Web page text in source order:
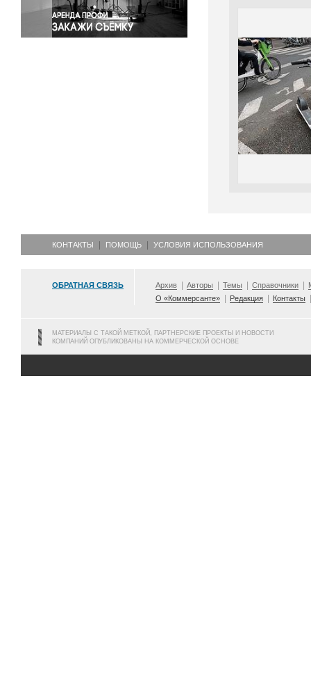
Экономика и бизнес
КОНТАКТЫ ПОМОЩЬ УСЛОВИЯ ИСПОЛЬЗОВАНИЯ
ОБРАТНАЯ СВЯЗЬ Архив Авторы Темы Справочники
О «Коммерсанте»
Редакция Контакты
МАТЕРИАЛЫ С ТАКОЙ МЕТКОЙ, ПАРТНЕРСКИЕ ПРОЕКТЫ И НОВОСТИ
КОМПАНИЙ ОПУБЛИКОВАНЫ НА КОММЕРЧЕСКОЙ ОСНОВЕ